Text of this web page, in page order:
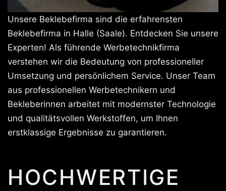
Unsere Beklebefirma sind die erfahrensten
Beklebefirma in Halle (Saale). Entdecken Sie unsere
Experten! Als führende Werbetechnikfirma
verstehen wir die Bedeutung von professioneller
Umsetzung und persönlichem Service. Unser Team
aus professionellen Werbetechnikern und
Bekleberinnen arbeitet mit modernster Technologie
und qualitätsvollen Werkstoffen, um Ihnen
erstklassige Ergebnisse zu garantieren.
HOCHWERTIGE